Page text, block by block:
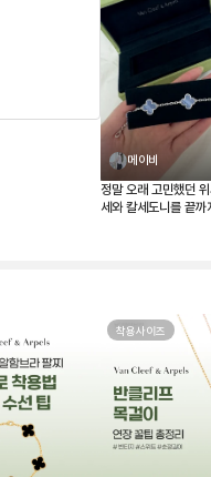
메이비
정말 오래 고민했던
세와 칼세도니를 끝까
무엇보다 페이브릴에
한 번에 비교할 수 있
션, 구성품, 가격까지
보고 가장 마음에 드
할 수 있었던 점이 좋았
판매자분을 만나 상
었고, 페이브릴 덕분에 오래 함께할
첫 반클리프를 기분 좋게 들이
착용사이즈